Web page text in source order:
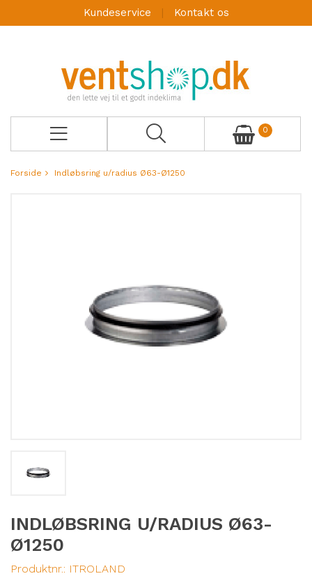
Kundeservice Kontakt os
0
Forside Indløbsring u/radius Ø63-Ø1250
INDLØBSRING U/RADIUS Ø63-
Ø1250
Produktnr.: ITROLAND